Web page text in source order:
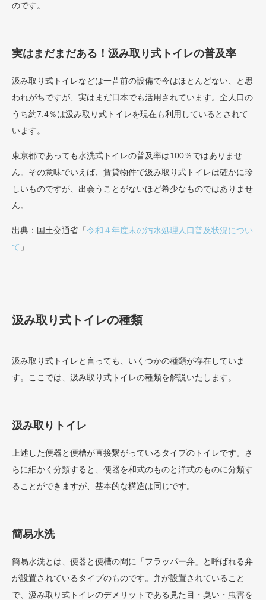
のです。
実はまだまだある！汲み取り式トイレの普及率
汲み取り式トイレなどは一昔前の設備で今はほとんどない、と思
われがちですが、実はまだ日本でも活用されています。全人口の
うち約7.4％は汲み取り式トイレを現在も利用しているとされて
います。
東京都であっても水洗式トイレの普及率は100％ではありませ
ん。その意味でいえば、賃貸物件で汲み取り式トイレは確かに珍
しいものですが、出会うことがないほど希少なものではありませ
ん。
出典：国土交通省「令和４年度末の汚水処理人口普及状況につい
て 」
汲み取り式トイレの種類
汲み取り式トイレと言っても、いくつかの種類が存在していま
す。ここでは、汲み取り式トイレの種類を解説いたします。
汲み取りトイレ
上述した便器と便槽が直接繋がっているタイプのトイレです。さ
らに細かく分類すると、便器を和式のものと洋式のものに分類す
ることができますが、基本的な構造は同じです。
簡易水洗
簡易水洗とは、便器と便槽の間に「フラッパー弁」と呼ばれる弁
が設置されているタイプのものです。弁が設置されていること
で、汲み取り式トイレのデメリットである見た目・臭い・虫害を